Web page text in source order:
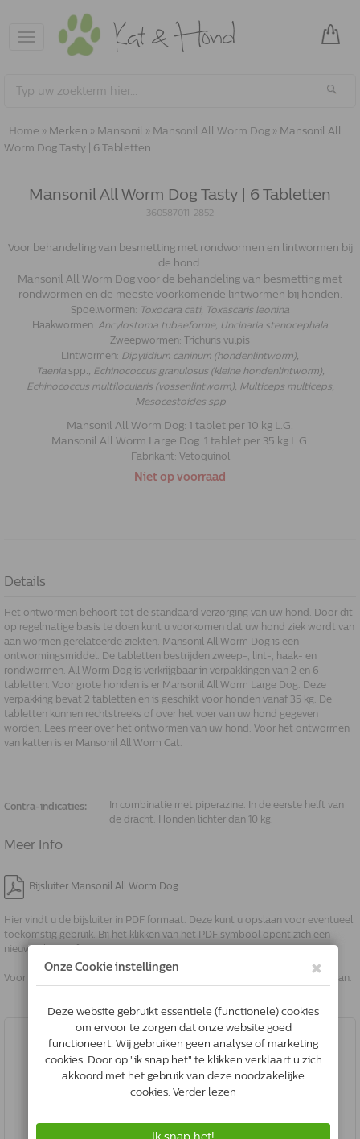
Toggle
navigation
Home » Merken » Mansonil » Mansonil All Worm Dog » Mansonil All
Worm Dog Tasty | 6 Tabletten
Mansonil All Worm Dog Tasty | 6 Tabletten
360587011-2852
Voor behandeling van besmetting met rondwormen en lintwormen bij
de hond.
Mansonil All Worm Dog voor de behandeling van besmetting met
rondwormen en de meeste voorkomende lintwormen bij honden.
Spoelwormen: Toxocara cati, Toxascaris leonina
Haakwormen: Ancylostoma tubaeforme, Uncinaria stenocephala
Zweepwormen: Trichuris vulpis
Lintwormen: Dipylidium caninum (hondenlintworm),
Taeniaspp., Echinococcus granulosus (kleine hondenlintworm),
Echinococcus multilocularis (vossenlintworm), Multiceps multiceps,
Mesocestoides spp
Mansonil All Worm Dog: 1 tablet per 10 kg L.G.
Mansonil All Worm Large Dog: 1 tablet per 35 kg L.G.
Fabrikant: Vetoquinol
Niet op voorraad
Details
Het ontwormen behoort tot de standaard verzorging van uw hond. Door dit
op regelmatige basis te doen kunt u voorkomen dat uw hond ziek wordt van
aan wormen gerelateerde ziekten. Mansonil All Worm Dog is een
ontwormingsmiddel. De tabletten bestrijden zweep-, lint-, haak- en
rondwormen. All Worm Dog is verkrijgbaar in verpakkingen van 2 en 6
tabletten. Voor grote honden is er Mansonil All Worm Large Dog. Deze
verpakking bevat 2 tabletten en is geschikt voor honden vanaf 35 kg. De
tabletten kunnen rechtstreeks of over het voer van uw hond gegeven
worden. Lees meer over het ontwormen van uw hond. Voor het ontwormen
van katten is er Mansonil All Worm Cat.
Contra-indicaties:
In combinatie met piperazine. In de eerste helft van
de dracht. Honden lichter dan 10 kg.
Meer Info
Bijsluiter Mansonil All Worm Dog
Hier vindt u de bijsluiter in PDF formaat. Deze kunt u opslaan voor eventueel
toekomstig gebruik. Bij het klikken van het PDF symbool opent zich een
nieuw scherm of pop up.
Voor een pop up moet uw browser wel ingesteld zijn om dit te toe te staan.
Mansonil All Worm Cat | 4 Tabletten